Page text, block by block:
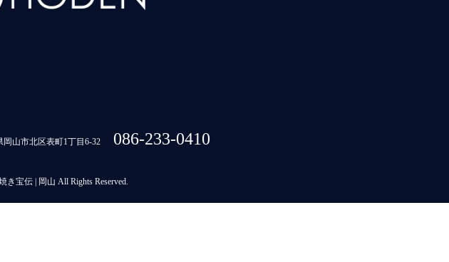
岡山市北区表町1丁目6-32 086-233-0410
き宝伝 | 岡山 All Rights Reserved.